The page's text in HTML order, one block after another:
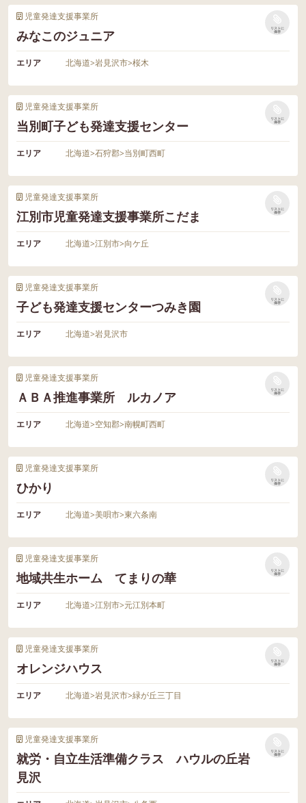
児童発達支援事業所
みなこのジュニア
リストに
保存
エリア 北海道>岩見沢市>桜木
児童発達支援事業所
当別町子ども発達支援センター
リストに
保存
エリア 北海道>石狩郡>当別町西町
児童発達支援事業所
江別市児童発達支援事業所こだま
リストに
保存
エリア 北海道>江別市>向ケ丘
児童発達支援事業所
子ども発達支援センターつみき園
リストに
保存
エリア 北海道>岩見沢市
児童発達支援事業所
ＡＢＡ推進事業所 ルカノア
リストに
保存
エリア 北海道>空知郡>南幌町西町
児童発達支援事業所
ひかり
リストに
保存
エリア 北海道>美唄市>東六条南
児童発達支援事業所
地域共生ホーム てまりの華
リストに
保存
エリア 北海道>江別市>元江別本町
児童発達支援事業所
オレンジハウス
リストに
保存
エリア 北海道>岩見沢市>緑が丘三丁目
児童発達支援事業所
就労・自立生活準備クラス ハウルの丘岩
見沢
リストに
保存